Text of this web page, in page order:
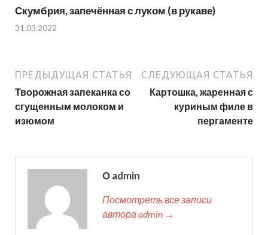
Скумбрия, запечённая с луком (в рукаве)
31.03.2022
ПРЕДЫДУЩАЯ СТАТЬЯ
Творожная запеканка со
сгущенным молоком и
изюмом
СЛЕДУЮЩАЯ СТАТЬЯ
Картошка, жаренная с
куриным филе в
пергаменте
О admin
Посмотреть все записи
автора admin →